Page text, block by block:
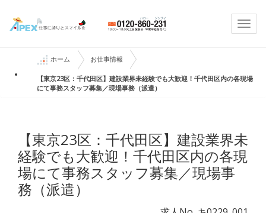
ホーム お仕事情報
【東京23区：千代田区】建設業界未経験でも大歓迎！千代田区内の各現場
にて事務スタッフ募集／現場事務（派遣）
【東京23区：千代田区】建設業界未
経験でも大歓迎！千代田区内の各現
場にて事務スタッフ募集／現場事
務（派遣）